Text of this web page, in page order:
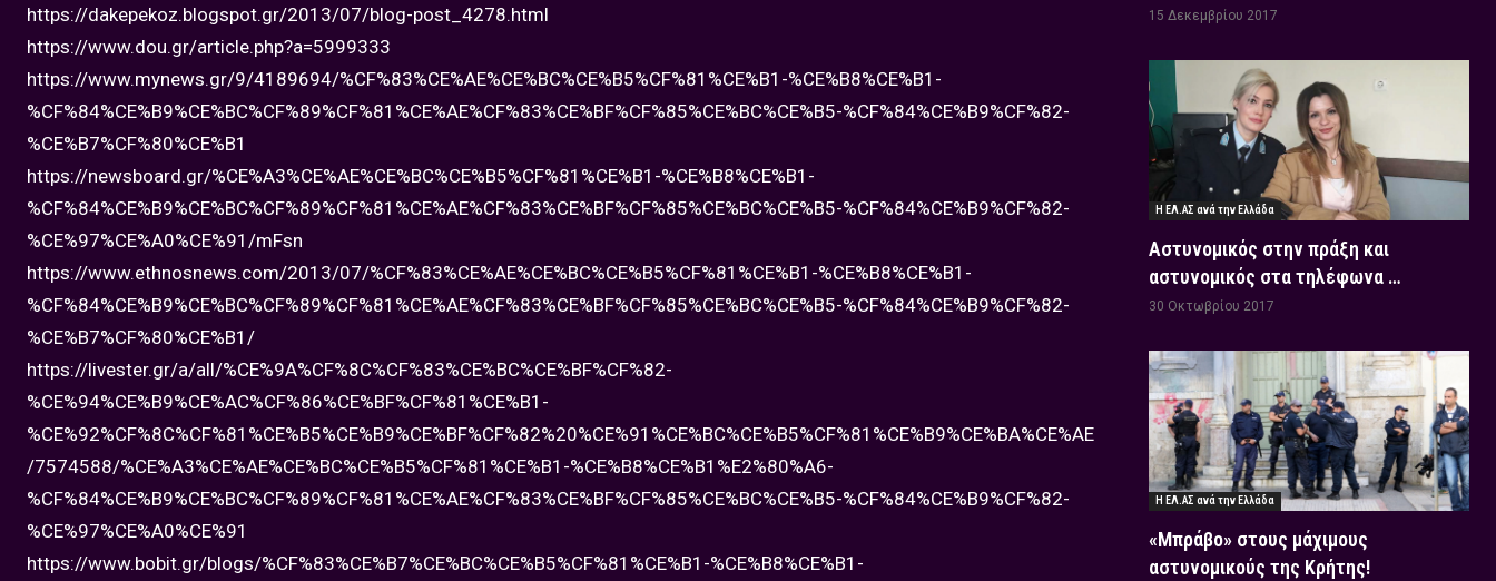
https://dakepekoz.blogspot.gr/2013/07/blog-post_4278.html
https://www.dou.gr/article.php?a=5999333
https://www.mynews.gr/9/4189694/%CF%83%CE%AE%CE%BC%CE%B5%CF%81%CE%B1-%CE%B8%CE%B1-
%CF%84%CE%B9%CE%BC%CF%89%CF%81%CE%AE%CF%83%CE%BF%CF%85%CE%BC%CE%B5-%CF%84%CE%B9%CF%82-
%CE%B7%CF%80%CE%B1
https://newsboard.gr/%CE%A3%CE%AE%CE%BC%CE%B5%CF%81%CE%B1-%CE%B8%CE%B1-
%CF%84%CE%B9%CE%BC%CF%89%CF%81%CE%AE%CF%83%CE%BF%CF%85%CE%BC%CE%B5-%CF%84%CE%B9%CF%82-
%CE%97%CE%A0%CE%91/mFsn
https://www.ethnosnews.com/2013/07/%CF%83%CE%AE%CE%BC%CE%B5%CF%81%CE%B1-%CE%B8%CE%B1-
%CF%84%CE%B9%CE%BC%CF%89%CF%81%CE%AE%CF%83%CE%BF%CF%85%CE%BC%CE%B5-%CF%84%CE%B9%CF%82-
%CE%B7%CF%80%CE%B1/
https://livester.gr/a/all/%CE%9A%CF%8C%CF%83%CE%BC%CE%BF%CF%82-
%CE%94%CE%B9%CE%AC%CF%86%CE%BF%CF%81%CE%B1-
%CE%92%CF%8C%CF%81%CE%B5%CE%B9%CE%BF%CF%82%20%CE%91%CE%BC%CE%B5%CF%81%CE%B9%CE%BA%CE%AE
/7574588/%CE%A3%CE%AE%CE%BC%CE%B5%CF%81%CE%B1-%CE%B8%CE%B1%E2%80%A6-
%CF%84%CE%B9%CE%BC%CF%89%CF%81%CE%AE%CF%83%CE%BF%CF%85%CE%BC%CE%B5-%CF%84%CE%B9%CF%82-
%CE%97%CE%A0%CE%91
https://www.bobit.gr/blogs/%CF%83%CE%B7%CE%BC%CE%B5%CF%81%CE%B1-%CE%B8%CE%B1-
15 Δεκεμβρίου 2017
Η ΕΛ.ΑΣ ανά την Ελλάδα
Αστυνομικός στην πράξη και
αστυνομικός στα τηλέφωνα …
30 Οκτωβρίου 2017
Η ΕΛ.ΑΣ ανά την Ελλάδα
«Μπράβο» στους μάχιμους
αστυνομικούς της Κρήτης!